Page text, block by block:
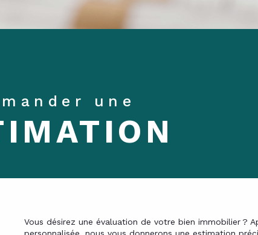
une
Vous désirez une évaluation de votre bien immobilier ?
personnalisée, nous vous donnerons une estimation